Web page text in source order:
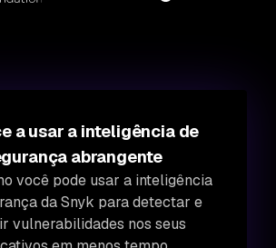
a usar a inteligência de
abrangente
você pode usar a inteligência
da Snyk para detectar e
vulnerabilidades nos seus